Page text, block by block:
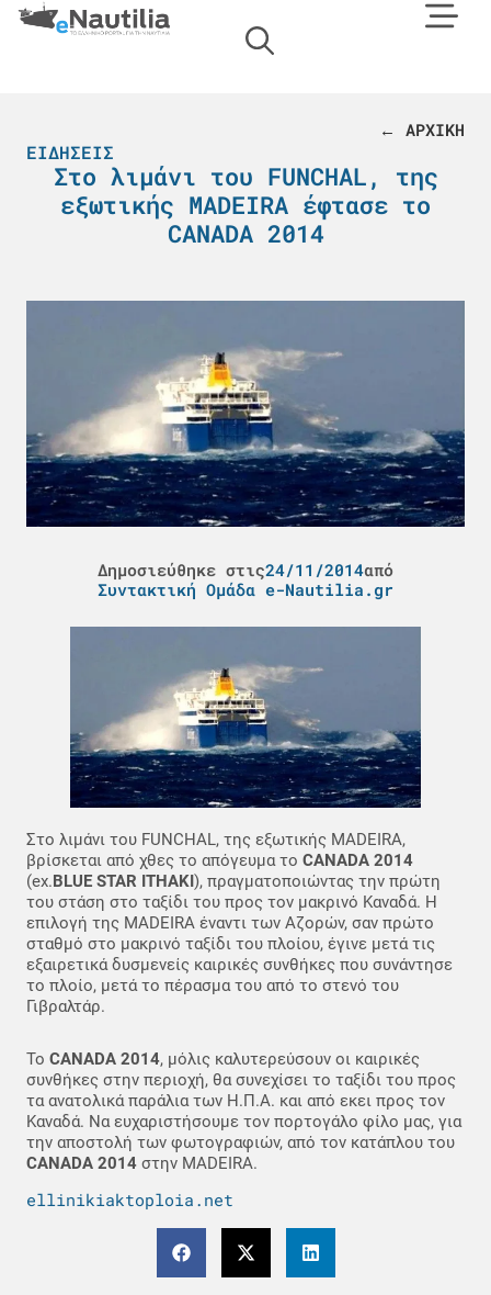
← ΑΡΧΙΚΗ
ΕΙΔΉΣΕΙΣ
Στο λιμάνι του FUNCHAL, της
εξωτικής MADEIRA έφτασε το
CANADA 2014
Δημοσιεύθηκε στις24/11/2014από
Συντακτική Ομάδα e-Nautilia.gr
Στο λιμάνι του FUNCHAL, της εξωτικής MADEIRA,
βρίσκεται από χθες το απόγευμα το CANADA 2014
(ex.BLUE STAR ITHAKI), πραγματοποιώντας την πρώτη
του στάση στο ταξίδι του προς τον μακρινό Καναδά. Η
επιλογή της MADEIRA έναντι των Αζορών, σαν πρώτο
σταθμό στο μακρινό ταξίδι του πλοίου, έγινε μετά τις
εξαιρετικά δυσμενείς καιρικές συνθήκες που συνάντησε
το πλοίο, μετά το πέρασμα του από το στενό του
Γιβραλτάρ.
Το CANADA 2014, μόλις καλυτερεύσουν οι καιρικές
συνθήκες στην περιοχή, θα συνεχίσει το ταξίδι του προς
τα ανατολικά παράλια των Η.Π.Α. και από εκει προς τον
Καναδά. Να ευχαριστήσουμε τον πορτογάλο φίλο μας, για
την αποστολή των φωτογραφιών, από τον κατάπλου του
CANADA 2014 στην MADEIRA.
ellinikiaktoploia.net